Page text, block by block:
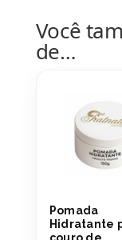
Você
de…
Pomada
Hidratante
couro de